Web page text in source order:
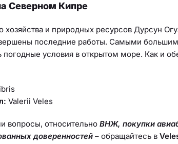
Северном Кипре
хозяйства и природных ресурсов Дурсун
последние работы. Самыми
погодные условия в открытом море. Как и
Valerii Veles
вопросы, относительно ВНЖ, покупки
доверенностей – обращайтесь в